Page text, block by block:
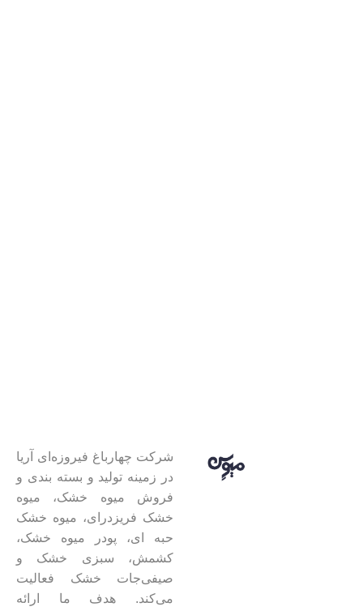
شرکت چهارباغ فیروزه‌ای آریا
در زمینه تولید و بسته بندی و
فروش میوه خشک، میوه
خشک فریزدرای، میوه خشک
حبه ای، پودر میوه خشک،
کشمش، سبزی خشک و
صیفی‌جات خشک فعالیت
می‌کند. هدف ما ارائه